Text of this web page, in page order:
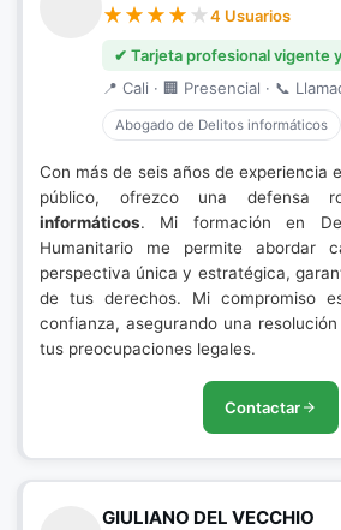
4 Usuarios
✔ Tarjeta profesional vigente
📍 Cali · 🏢 Presencial · 📞
Abogado de Delitos informáticos
Con más de seis años de experiencia
público, ofrezco una defensa
informáticos. Mi formación en
Humanitario me permite abordar
perspectiva única y estratégica,
de tus derechos. Mi compromiso
confianza, asegurando una
tus preocupaciones legales.
Contactar
GIULIANO DEL VECCHIO